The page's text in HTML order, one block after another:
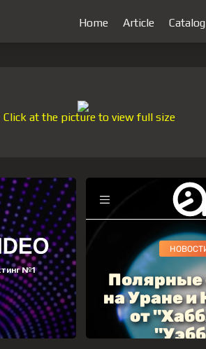
Home Article Catalog
Click at the picture to view full size